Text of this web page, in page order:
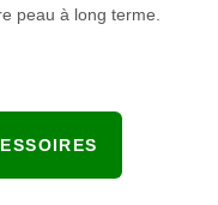
peau à long terme.